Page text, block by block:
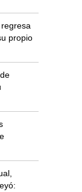
propio